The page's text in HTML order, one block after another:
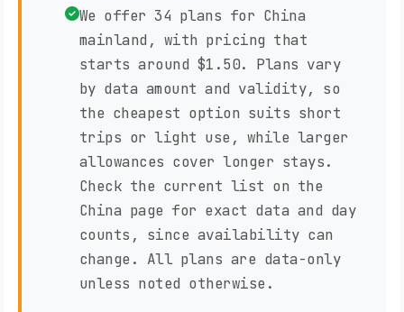
We offer 34 plans for China
mainland, with pricing that
starts around $1.50. Plans vary
by data amount and validity, so
the cheapest option suits short
trips or light use, while larger
allowances cover longer stays.
Check the current list on the
China page for exact data and day
counts, since availability can
change. All plans are data-only
unless noted otherwise.